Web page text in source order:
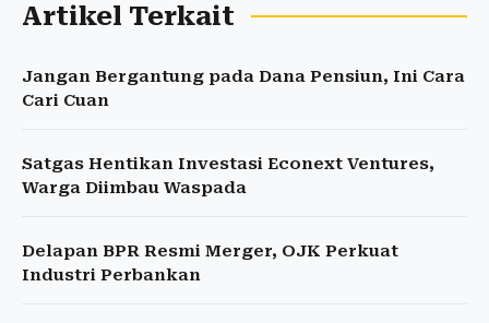
Artikel Terkait
Jangan Bergantung pada Dana Pensiun, Ini Cara
Cari Cuan
Satgas Hentikan Investasi Econext Ventures,
Warga Diimbau Waspada
Delapan BPR Resmi Merger, OJK Perkuat
Industri Perbankan